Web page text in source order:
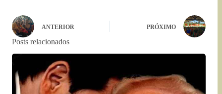
ANTERIOR PRÓXIMO
Posts relacionados